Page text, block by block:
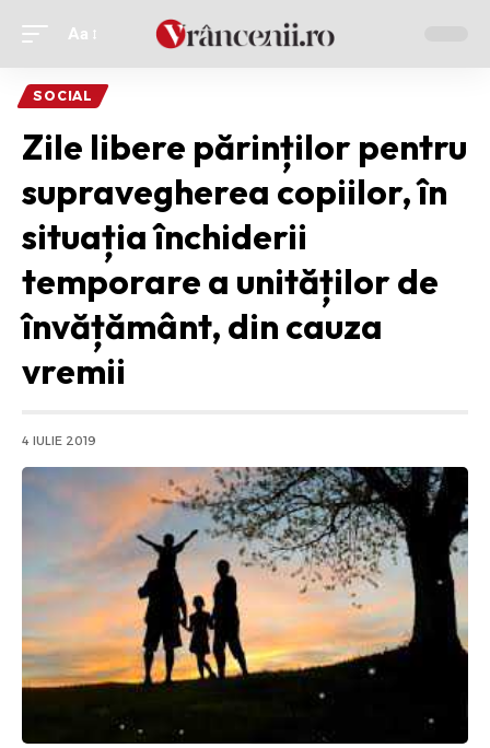
Ajustor
font
Aa
SOCIAL
Zile libere părinților pentru
supravegherea copiilor, în
situația închiderii
temporare a unităților de
învățământ, din cauza
vremii
4 IULIE 2019